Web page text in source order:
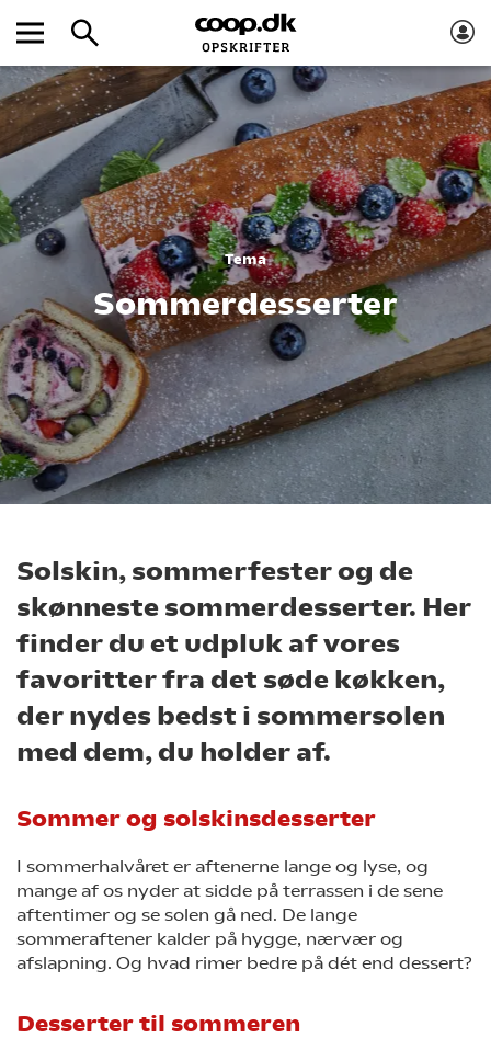
Tema
Sommerdesserter
Solskin, sommerfester og de
skønneste sommerdesserter. Her
finder du et udpluk af vores
favoritter fra det søde køkken,
der nydes bedst i sommersolen
med dem, du holder af.
Sommer og solskinsdesserter
I sommerhalvåret er aftenerne lange og lyse, og
mange af os nyder at sidde på terrassen i de sene
aftentimer og se solen gå ned. De lange
sommeraftener kalder på hygge, nærvær og
afslapning. Og hvad rimer bedre på dét end dessert?
Desserter til sommeren